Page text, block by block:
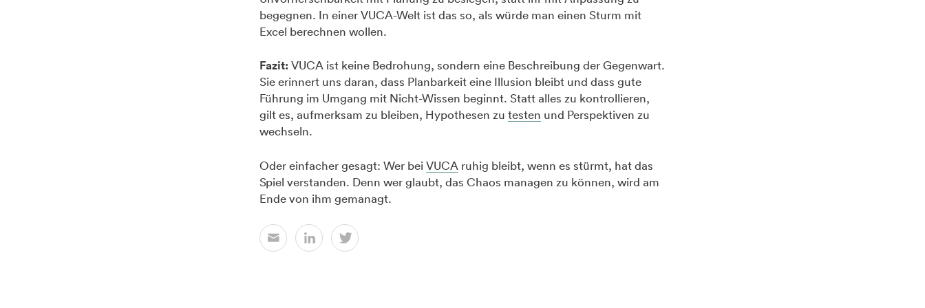
begegnen. In einer VUCA-Welt ist das so, als würde man einen Sturm mit
Excel berechnen wollen.
Fazit:VUCA ist keine Bedrohung, sondern eine Beschreibung der Gegenwart.
Sie erinnert uns daran, dass Planbarkeit eine Illusion bleibt und dass gute
Führung im Umgang mit Nicht-Wissen beginnt. Statt alles zu kontrollieren,
gilt es, aufmerksam zu bleiben, Hypothesen zu testen und Perspektiven zu
wechseln.
Oder einfacher gesagt: Wer beiVUCA ruhig bleibt, wenn es stürmt, hat das
Spiel verstanden. Denn wer glaubt, das Chaos managen zu können, wird am
Ende von ihm gemanagt.